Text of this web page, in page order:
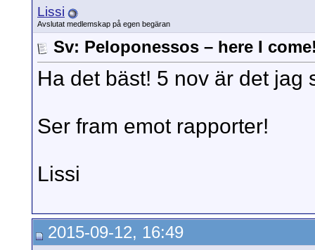
Lissi
Avslutat medlemskap på egen begäran
Sv: Peloponessos – here I
Ha det bäst! 5 nov är det jag
Ser fram emot rapporter!
Lissi
2015-09-12, 16:49